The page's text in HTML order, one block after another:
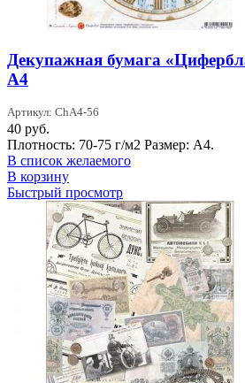
Декупажная бумага
А4
Артикул: ChA4-56
40 руб.
Плотность: 70-75 г/м2 Размер: А4.
В список желаемого
В корзину
Быстрый просмотр